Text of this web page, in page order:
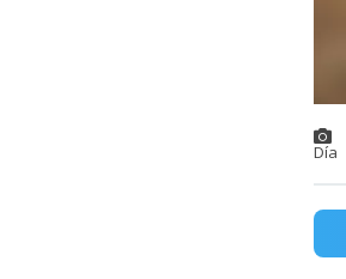
Día